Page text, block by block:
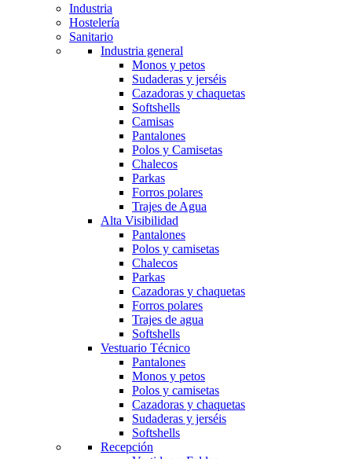
Industria
Hostelería
Sanitario
Industria general
Monos y petos
Sudaderas y jerséis
Cazadoras y chaquetas
Softshells
Camisas
Pantalones
Polos y Camisetas
Chalecos
Parkas
Forros polares
Trajes de Agua
Alta Visibilidad
Pantalones
Polos y camisetas
Chalecos
Parkas
Cazadoras y chaquetas
Forros polares
Trajes de agua
Softshells
Vestuario Técnico
Pantalones
Monos y petos
Polos y camisetas
Cazadoras y chaquetas
Sudaderas y jerséis
Softshells
Recepción